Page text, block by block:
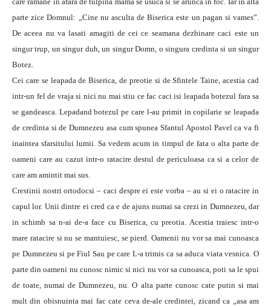
parte zice Domnul: „Cine nu asculta de Biserica este un pagan si vames”.
De aceea nu va lasati amagiti de cei ce seamana dezbinare caci este un
singur trup, un singur duh, un singur Domn, o singura credinta si un singur
Botez.
Cei care se leapada de Biserica, de preotie si de Sfintele Taine, acestia cad
intr-un fel de vraja si nici nu mai stiu ce fac caci isi leapada botezul fara sa
se gandeasca. Lepadand botezul pe care l-au primit in copilarie se leapada
de credinta si de Dumnezeu asa cum spunea Sfantul Apostol Pavel ca va fi
inaintea sfarsitului lumii. Sa vedem acum in timpul de fata o alta parte de
oameni care au cazut intr-o ratacire destul de periculoasa ca si a celor de
care am amintit mai sus.
Crestinii nostri ortodocsi – caci despre ei este vorba – au si ei o ratacire in
capul lor. Unii dintre ei cred ca e de ajuns numai sa crezi in Dumnezeu, dar
in schimb sa n-ai de-a face cu Biserica, cu preotia. Acestia traiesc intr-o
mare ratacire si nu se mantuiesc, se pierd. Oamenii nu vor sa mai cunoasca
pe Dumnezeu si pe Fiul Sau pe care L-a trimis ca sa aduca viata vesnica. O
parte din oameni nu cunosc nimic si nici nu vor sa cunoasca, poti sa le spui
de toate, numai de Dumnezeu, nu. O alta parte cunosc cate putin si mai
mult din obisnuinta mai fac cate ceva de-ale credintei, zicand ca „asa am